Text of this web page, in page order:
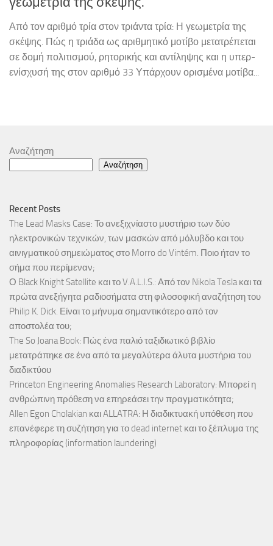
Από τον αριθμό τρία στον τριάντα τρία: Η γεωμετρία της
σκέψης. Πώς η τριάδα ως αριθμητικό μοτίβο μετατρέπεται
σε δομή πολιτισμού, ρητορικής και αντίληψης και η υπερ-
ενίσχυσή της στον αριθμό 33 Υπάρχουν ορισμένα μοτίβα...
Αναζήτηση
Αναζήτηση
Recent Posts
The Lead Masks Case: Το ανεξιχνίαστο μυστήριο των δύο
ηλεκτρονικών τεχνικών, των μασκών από μόλυβδο και του
αινιγματικού σημειώματος στο Morro do Vintém. Ποιο ήταν το
σήμα που περίμεναν;
Ο Black Knight Satellite και το V.A.L.I.S.: Από τον Nikola Tesla και τα
πρώτα ανεξήγητα ραδιοσήματα στη φιλοσοφική αναζήτηση του
Philip K. Dick. Είναι το μήνυμα σημαντικότερο από τον
αποστολέα του;
The So Joana Book: Πώς ένα παλιό ταξιδιωτικό βιβλίο
μετατράπηκε σε ένα από τα μεγαλύτερα άλυτα μυστήρια του
διαδικτύου
Princeton Engineering Anomalies Research Laboratory: Μπορεί η
ανθρώπινη πρόθεση να επηρεάσει την πραγματικότητα;
Allen Egon Cholakian και ALLATRA: Η διαδικτυακή υπόθεση που
επανέφερε τη συζήτηση για το dead internet και το ξέπλυμα της
πληροφορίας (information laundering)